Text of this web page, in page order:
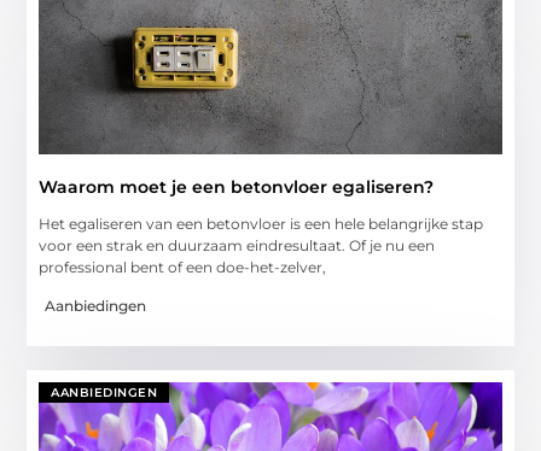
Waarom moet je een betonvloer egaliseren?
Het egaliseren van een betonvloer is een hele belangrijke stap
voor een strak en duurzaam eindresultaat. Of je nu een
professional bent of een doe-het-zelver,
Aanbiedingen
AANBIEDINGEN